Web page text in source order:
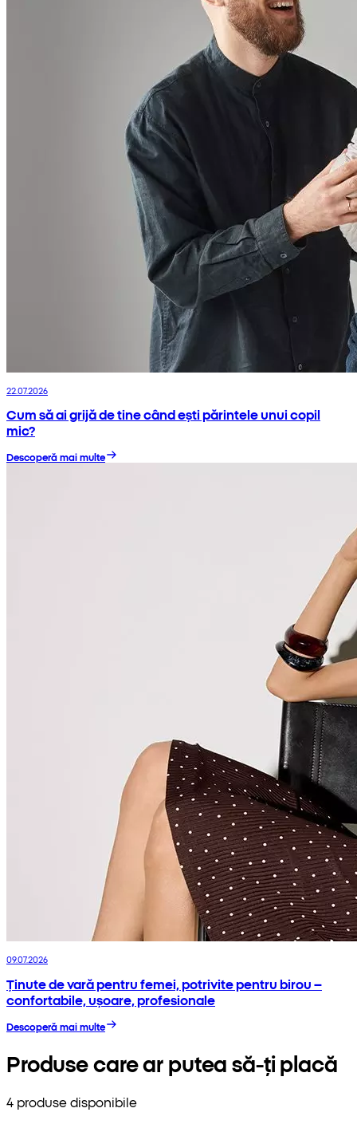
22.07.2026
Cum să ai grijă de tine când ești părintele unui copil
mic?
Descoperă mai multe
09.07.2026
Ținute de vară pentru femei, potrivite pentru birou –
confortabile, ușoare, profesionale
Descoperă mai multe
Produse care ar putea să-ți placă
4 produse disponibile